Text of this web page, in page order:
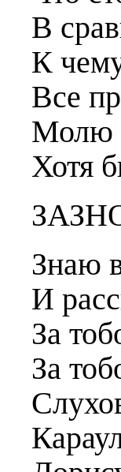
В
К
Все
Молю
Хотя
Знаю
И
За
За